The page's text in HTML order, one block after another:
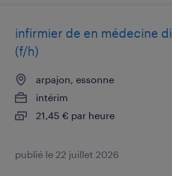
infirmier de en médecine
(f/h)
arpajon, essonne
intérim
21,45 € par heure
publié le 22 juillet 2026